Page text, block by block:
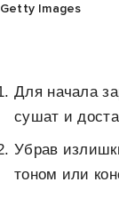
Getty Images
Для начала
сушат и
Убрав
тоном или